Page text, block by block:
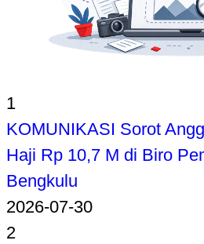
1
KOMUNIKASI Sorot
Haji Rp 10,7 M di Biro
Bengkulu
2026-07-30
2